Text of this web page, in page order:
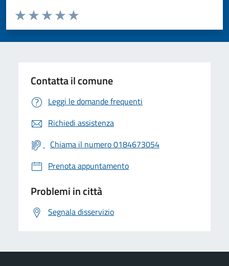
Valuta da 1 a 5 stelle la pagina
Valuta 5 stelle su 5
Valuta 4 stelle su 5
Valuta 3 stelle su 5
Valuta 2 stelle su 5
Valuta 1 stelle su 5
Contatta il comune
Leggi le domande frequenti
Richiedi assistenza
Chiama il numero 0184673054
Prenota appuntamento
Problemi in città
Segnala disservizio